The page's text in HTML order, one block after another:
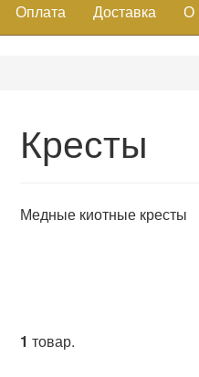
Оплата Доставка О
Кресты
Медные киотные кресты
1 товар.